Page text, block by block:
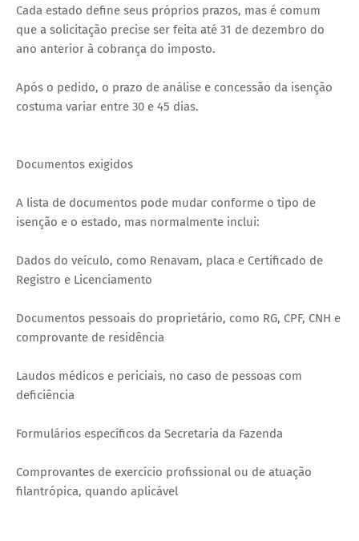
Cada estado define seus próprios prazos, mas é comum
que a solicitação precise ser feita até 31 de dezembro do
ano anterior à cobrança do imposto.
Após o pedido, o prazo de análise e concessão da isenção
costuma variar entre 30 e 45 dias.
Documentos exigidos
A lista de documentos pode mudar conforme o tipo de
isenção e o estado, mas normalmente inclui:
Dados do veículo, como Renavam, placa e Certificado de
Registro e Licenciamento
Documentos pessoais do proprietário, como RG, CPF, CNH e
comprovante de residência
Laudos médicos e periciais, no caso de pessoas com
deficiência
Formulários específicos da Secretaria da Fazenda
Comprovantes de exercício profissional ou de atuação
filantrópica, quando aplicável